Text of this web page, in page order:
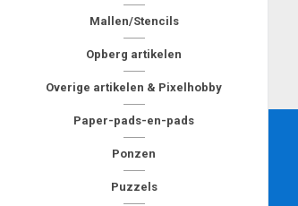
Mallen/Stencils
Opberg artikelen
Overige artikelen & Pixelhobby
Paper-pads-en-pads
Ponzen
Puzzels